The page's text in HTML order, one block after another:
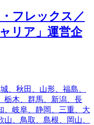
フレックス／
リア」運営企
、秋田、山形、福島、
栃木、群馬、新潟、長
、岐阜、静岡、三重、大
、鳥取、島根、岡山、